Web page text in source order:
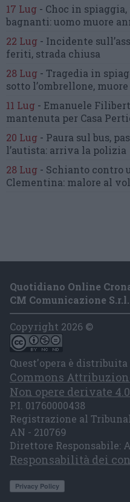
17 Lug - Choc in spiaggia,
bagnanti:uomo muore
22 Lug - Incidente
feriti, strada chiusa
28 Lug - Tragedia in
sotto l’ombrellone,
11 Lug - Emanuele
mantenuta per Casa
20 Lug - Paura sul bus,
l’autista: arriva la polizia
28 Lug - Schianto contro
Clementina: malore al
Quotidiano Online
CM Comunicazione S.r.l.
Copyright 2026 ©
Quest'opera è
Commons
Non opere derivate
P.I. 01760000438
Registrazione al
AN - 210769
Direttore Responsabile:
Responsabilità dei